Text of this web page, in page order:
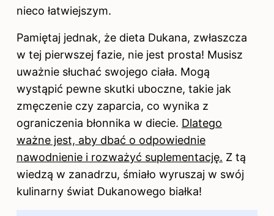
nieco łatwiejszym.
Pamiętaj jednak, że dieta Dukana, zwłaszcza
w tej pierwszej fazie, nie jest prosta! Musisz
uważnie słuchać swojego ciała. Mogą
wystąpić pewne skutki uboczne, takie jak
zmęczenie czy zaparcia, co wynika z
ograniczenia błonnika w diecie. Dlatego
ważne jest, aby dbać o odpowiednie
nawodnienie i rozważyć suplementację. Z tą
wiedzą w zanadrzu, śmiało wyruszaj w swój
kulinarny świat Dukanowego białka!